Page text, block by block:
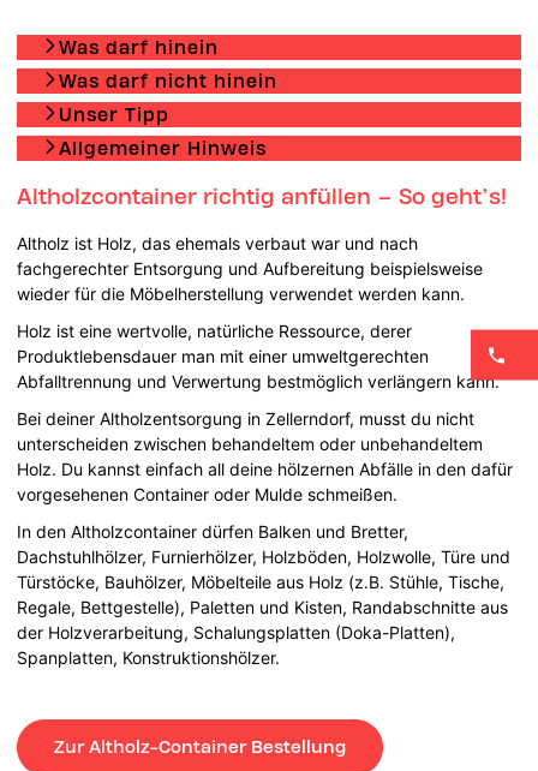
Was darf hinein
Was darf nicht hinein
Unser Tipp
Allgemeiner Hinweis
Altholzcontainer richtig anfüllen – So geht’s!
Altholz ist Holz, das ehemals verbaut war und nach
fachgerechter Entsorgung und Aufbereitung beispielsweise
wieder für die Möbelherstellung verwendet werden kann.
Holz ist eine wertvolle, natürliche Ressource, derer
Produktlebensdauer man mit einer umweltgerechten
Abfalltrennung und Verwertung bestmöglich verlängern kann.
Bei deiner Altholzentsorgung in Zellerndorf, musst du nicht
unterscheiden zwischen behandeltem oder unbehandeltem
Holz. Du kannst einfach all deine hölzernen Abfälle in den dafür
vorgesehenen Container oder Mulde schmeißen.
In den Altholzcontainer dürfen Balken und Bretter,
Dachstuhlhölzer, Furnierhölzer, Holzböden, Holzwolle, Türe und
Türstöcke, Bauhölzer, Möbelteile aus Holz (z.B. Stühle, Tische,
Regale, Bettgestelle), Paletten und Kisten, Randabschnitte aus
der Holzverarbeitung, Schalungsplatten (Doka-Platten),
Spanplatten, Konstruktionshölzer.
Zur Altholz-Container Bestellung